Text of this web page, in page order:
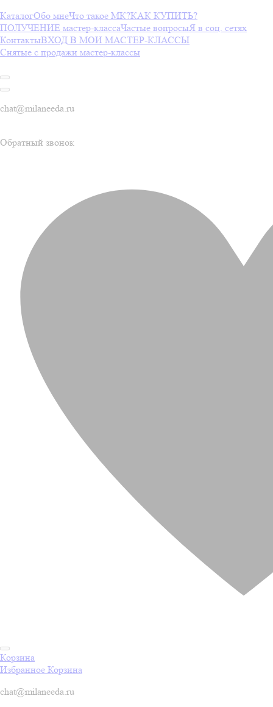
КаталогОбо мнеЧто такое МК?КАК КУПИТЬ?
ПОЛУЧЕНИЕ мастер-классаЧастые вопросыЯ в соц. сетях
КонтактыВХОД В МОИ МАСТЕР-КЛАССЫ
Снятые с продажи мастер-классы
chat@milaneeda.ru
Обратный звонок
Корзина
Избранное Корзина
chat@milaneeda.ru